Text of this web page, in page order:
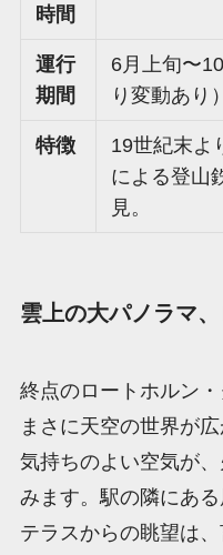
時間
運行
期間
6月上旬〜
り変動あり）
特徴
19世紀末よ
による登山
見。
雲上の大パノラマ
終点のロートホルン
まさに天空の世界が
気持ちのよい空気が
みます。駅の隣にあ
テラスからの眺望は